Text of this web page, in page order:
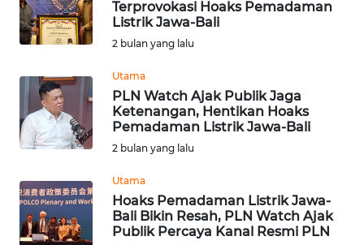
Terprovokasi Hoaks Pemadaman
Listrik Jawa-Bali
2 bulan yang lalu
Utama
PLN Watch Ajak Publik Jaga
Ketenangan, Hentikan Hoaks
Pemadaman Listrik Jawa-Bali
2 bulan yang lalu
Utama
Hoaks Pemadaman Listrik Jawa-
Bali Bikin Resah, PLN Watch Ajak
Publik Percaya Kanal Resmi PLN
KONTAK
KAMI
INFO
IKLAN
TENTANG
KAMI
PEDOMAN
MEDIA
SIBER